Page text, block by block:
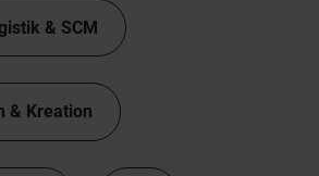
& SCM
& Kreation